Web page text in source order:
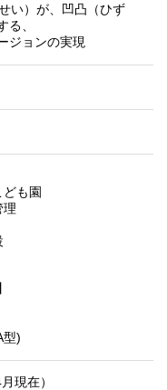
い）が、凹凸（ひず
る、
ジョンの実現
も園
理
型)
現在）